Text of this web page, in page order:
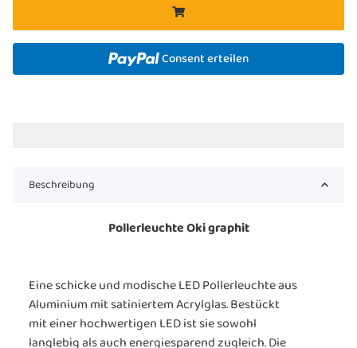
Consent erteilen
Beschreibung
Pollerleuchte Oki graphit
Eine schicke und modische LED Pollerleuchte aus
Aluminium mit satiniertem Acrylglas. Bestückt
mit einer hochwertigen LED ist sie sowohl
langlebig als auch energiesparend zugleich. Die